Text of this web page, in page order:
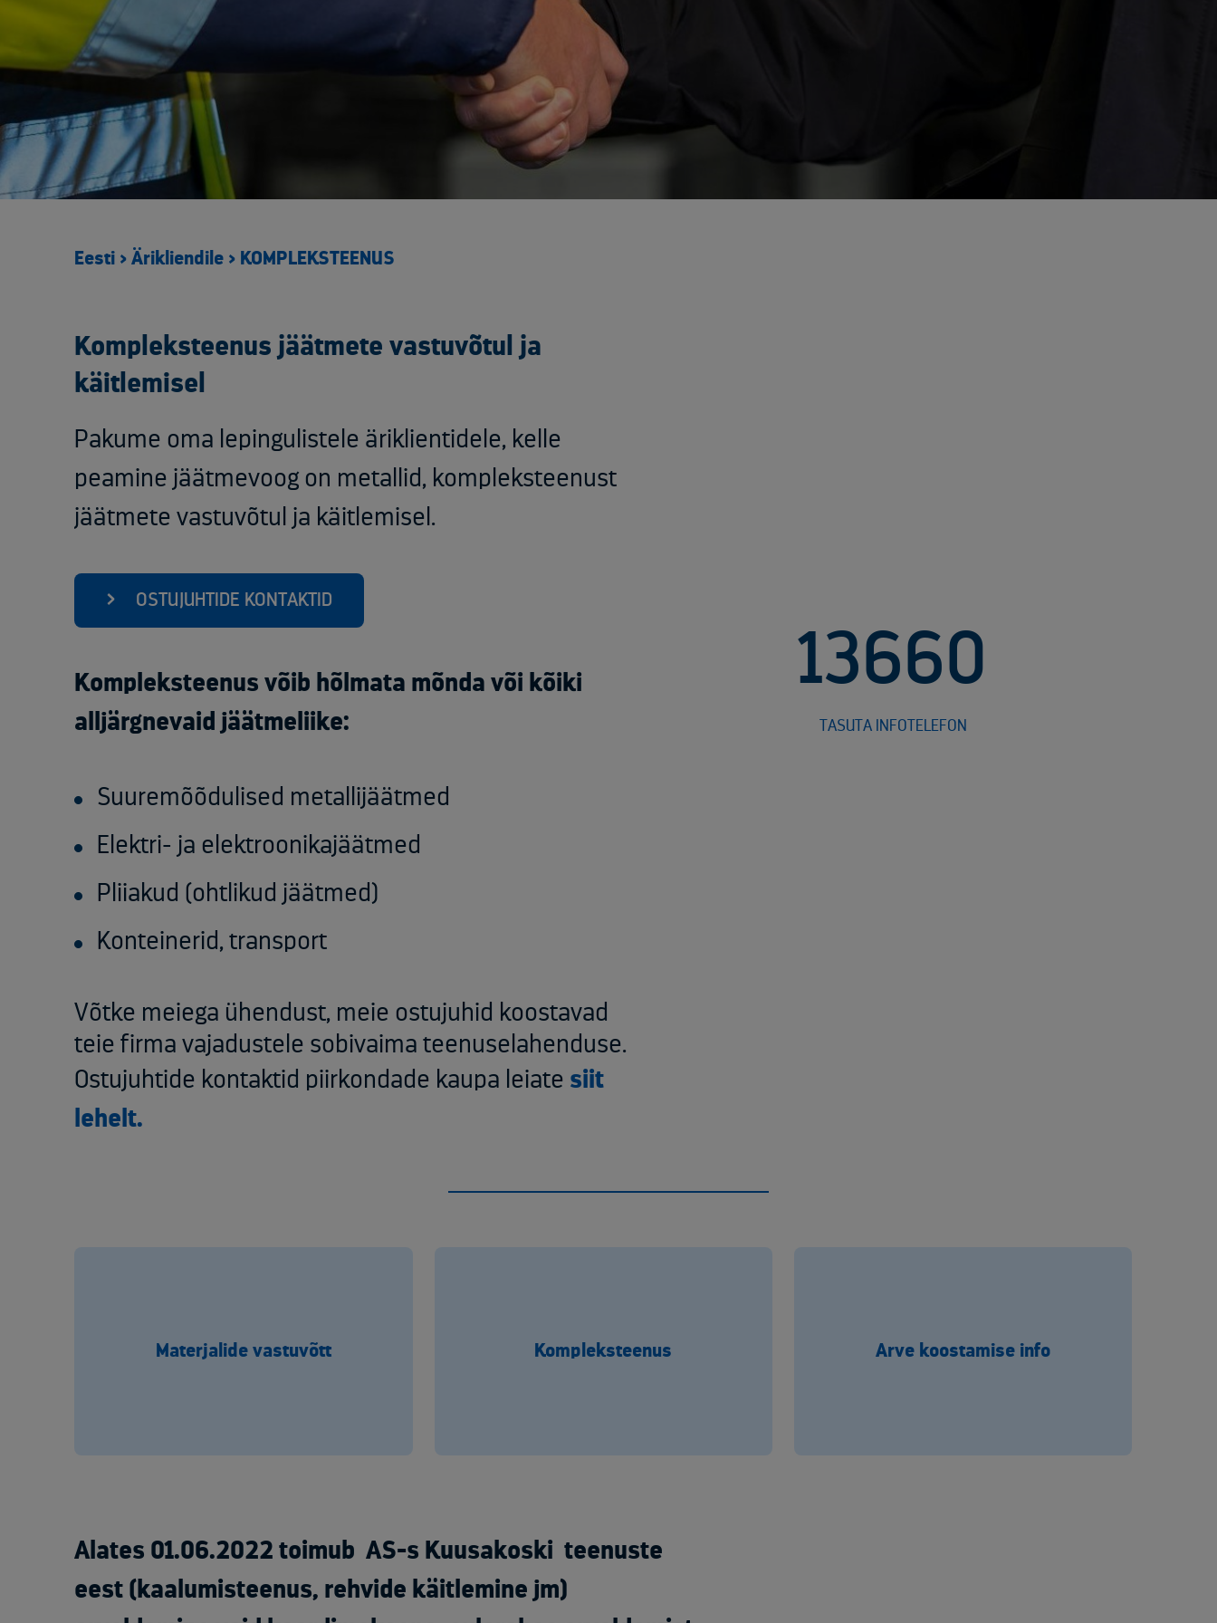
Eesti > Ärikliendile > KOMPLEKSTEENUS
Kompleksteenus jäätmete vastuvõtul ja
käitlemisel
Pakume oma lepingulistele äriklientidele, kelle
peamine jäätmevoog on metallid, kompleksteenust
jäätmete vastuvõtul ja käitlemisel.
OSTUJUHTIDE KONTAKTID
Kompleksteenus võib hõlmata mõnda või kõiki
alljärgnevaid jäätmeliike:
Suuremõõdulised metallijäätmed
Elektri- ja elektroonikajäätmed
Pliiakud (ohtlikud jäätmed)
Konteinerid, transport
Võtke meiega ühendust, meie ostujuhid koostavad
teie firma vajadustele sobivaima teenuselahenduse.
Ostujuhtide kontaktid piirkondade kaupa leiate siit
lehelt.
13660
TASUTA INFOTELEFON
Materjalide vastuvõtt Kompleksteenus Arve koostamise info
Alates 01.06.2022 toimub AS-s Kuusakoski teenuste
eest (kaalumisteenus, rehvide käitlemine jm)